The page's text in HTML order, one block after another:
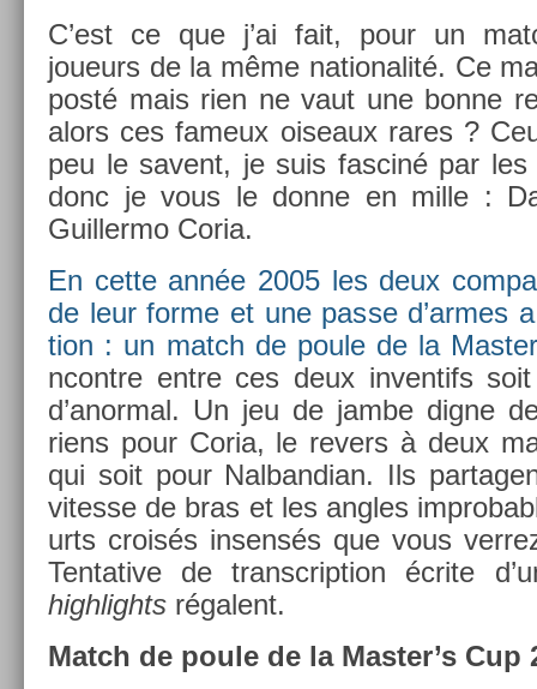
C’est ce que j’ai fait, pour un
joueurs de la même nationalité. Ce
posté mais rien ne vaut une bonne
alors ces fameux oiseaux rares ?
peu le savent, je suis fas­ciné par les
donc je vous le donne en mille :
Guil­lermo Coria.
En cette année 2005 les deux
de leur forme et une passe d’armes
tion : un match de poule de la
ncontre entre ces deux in­ven­tifs soit
d’anorm­al. Un jeu de jambe digne
riens pour Coria, le re­v­ers à deux
qui soit pour Nal­bandian. Ils
vites­se de bras et les an­gles
urts croisés in­sensés que vous
Ten­tative de trans­crip­tion écrite
highlights régalent.
Match de poule de la Mas­ter’s Cup